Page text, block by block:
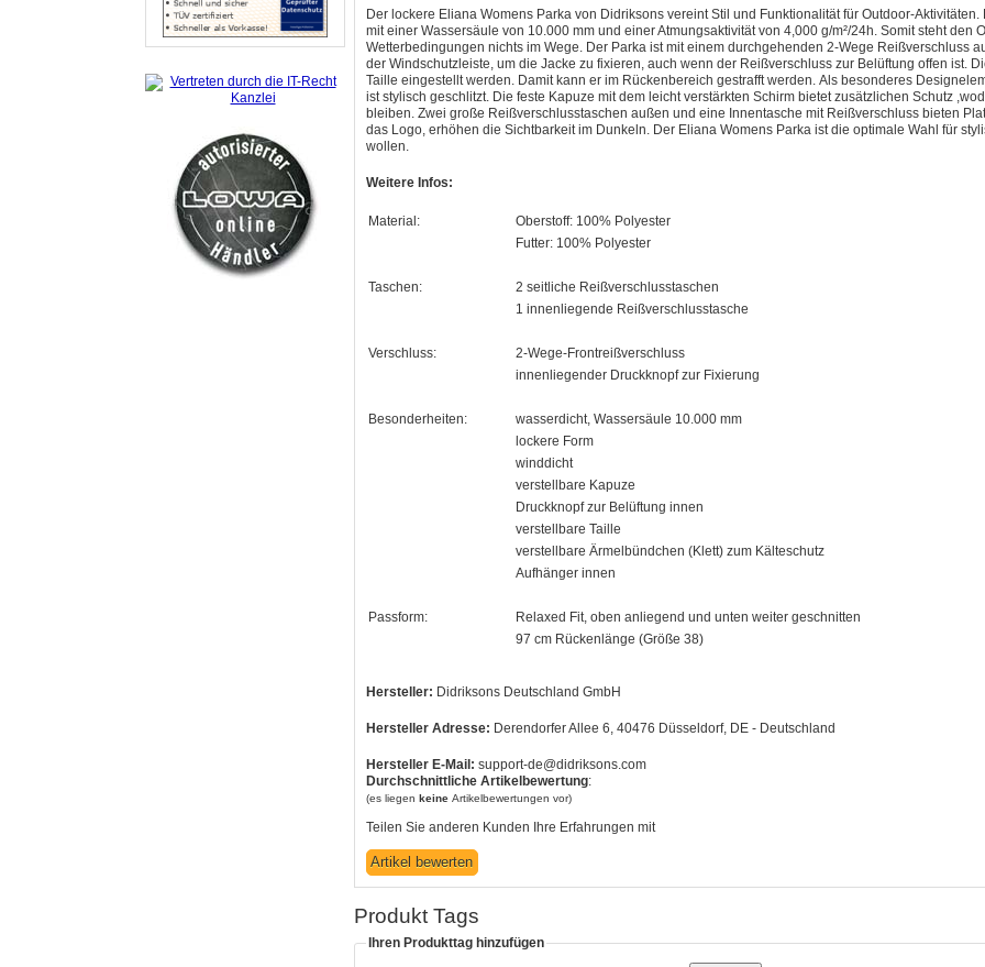
Der lockere Eliana Womens Parka von Didriksons vereint Stil und Funktionalität für Outdoor-
mit einer Wassersäule von 10.000 mm und einer Atmungsaktivität von 4,000 g/m²/24h. Somit steht den
Wetterbedingungen nichts im Wege. Der Parka ist mit einem durchgehenden 2-Wege Reißverschluss
der Windschutzleiste, um die Jacke zu fixieren, auch wenn der Reißverschluss zur Belüftung offen ist.
Taille eingestellt werden. Damit kann er im Rückenbereich gestrafft werden. Als besonderes
ist stylisch geschlitzt. Die feste Kapuze mit dem leicht verstärkten Schirm bietet zusätzlichen Schutz
bleiben. Zwei große Reißverschlusstaschen außen und eine Innentasche mit Reißverschluss bieten
das Logo, erhöhen die Sichtbarkeit im Dunkeln. Der Eliana Womens Parka ist die optimale Wahl für
wollen.
Weitere Infos:
Material:
Oberstoff: 100% Polyester
Futter: 100% Polyester
Taschen:
2 seitliche Reißverschlusstaschen
1 innenliegende Reißverschlusstasche
Verschluss:
2-Wege-Frontreißverschluss
innenliegender Druckknopf zur Fixierung
Besonderheiten:
wasserdicht, Wassersäule 10.000 mm
lockere Form
winddicht
verstellbare Kapuze
Druckknopf zur Belüftung innen
verstellbare Taille
verstellbare Ärmelbündchen (Klett) zum Kälteschutz
Aufhänger innen
Passform:
Relaxed Fit, oben anliegend und unten weiter geschnitten
97 cm Rückenlänge (Größe 38)
Hersteller: Didriksons Deutschland GmbH
Hersteller Adresse: Derendorfer Allee 6, 40476 Düsseldorf, DE - Deutschland
Hersteller E-Mail: support-de@didriksons.com
Durchschnittliche Artikelbewertung:
(es liegen keine Artikelbewertungen vor)
Teilen Sie anderen Kunden Ihre Erfahrungen mit
Produkt Tags
Ihren Produkttag hinzufügen